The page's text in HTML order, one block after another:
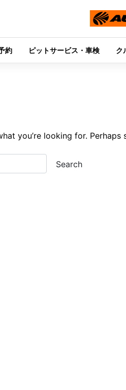
約 ピットサービス・車検 ク
you’re looking for. Perhaps